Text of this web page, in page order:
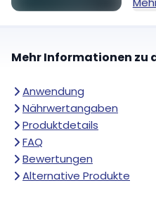
Mehr Informationen zu
Anwendung
Nährwertangaben
Produktdetails
FAQ
Bewertungen
Alternative Produkte